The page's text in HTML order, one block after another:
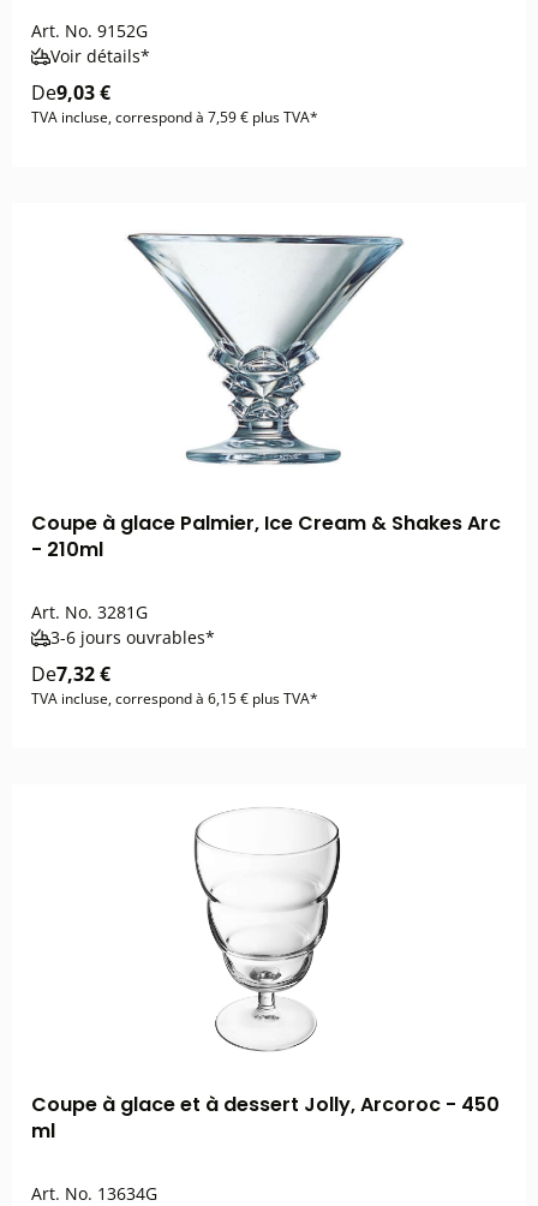
Art. No. 9152G
Voir détails*
De9,03 €
TVA incluse, correspond à 7,59 € plus TVA*
Coupe à glace Palmier, Ice Cream & Shakes Arc
- 210ml
Art. No. 3281G
3-6 jours ouvrables*
De7,32 €
TVA incluse, correspond à 6,15 € plus TVA*
Coupe à glace et à dessert Jolly, Arcoroc - 450
ml
Art. No. 13634G